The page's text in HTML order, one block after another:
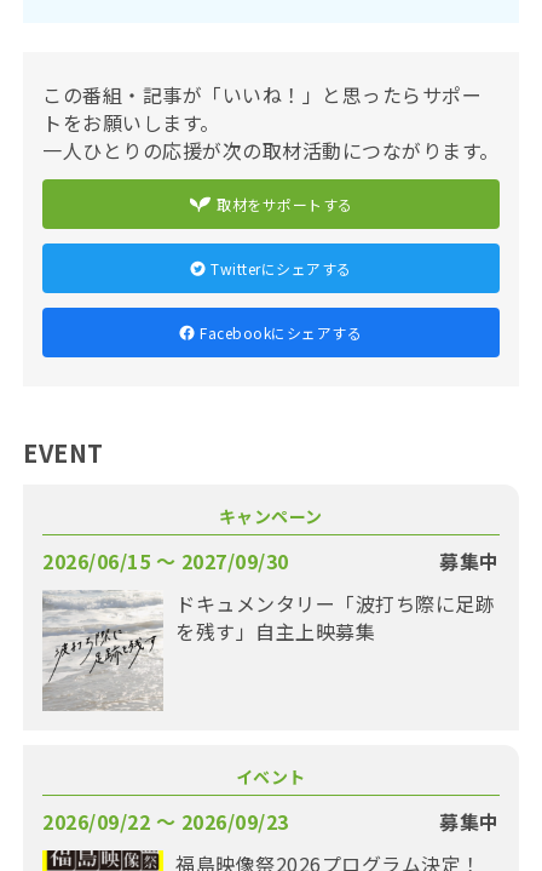
この番組・記事が「いいね！」と思ったらサポー
トをお願いします。
一人ひとりの応援が次の取材活動につながります。
取材をサポートする
Twitterにシェアする
Facebookにシェアする
EVENT
キャンペーン
2026/06/15 〜 2027/09/30
募集中
ドキュメンタリー「波打ち際に足跡
を残す」自主上映募集
イベント
2026/09/22 〜 2026/09/23
募集中
福島映像祭2026プログラム決定！